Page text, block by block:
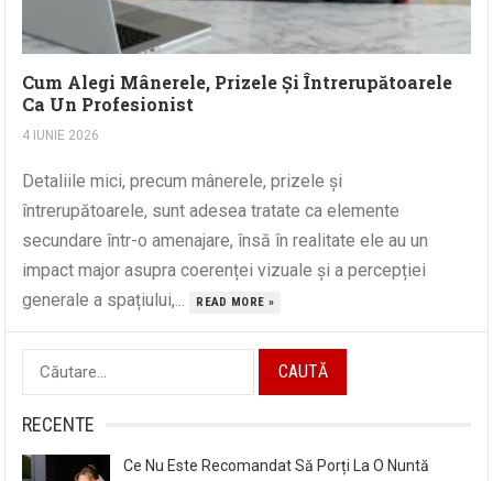
Cum Alegi Mânerele, Prizele Și Întrerupătoarele
Ca Un Profesionist
4 IUNIE 2026
Detaliile mici, precum mânerele, prizele și
întrerupătoarele, sunt adesea tratate ca elemente
secundare într-o amenajare, însă în realitate ele au un
impact major asupra coerenței vizuale și a percepției
generale a spațiului,...
READ MORE »
Caută
după:
RECENTE
Ce Nu Este Recomandat Să Porți La O Nuntă